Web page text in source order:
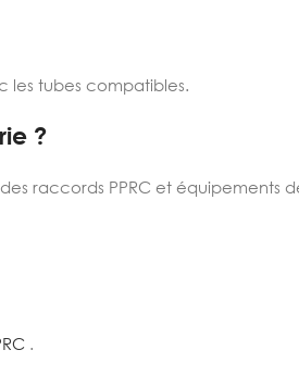
les tubes compatibles.
?
raccords PPRC et équipements
.